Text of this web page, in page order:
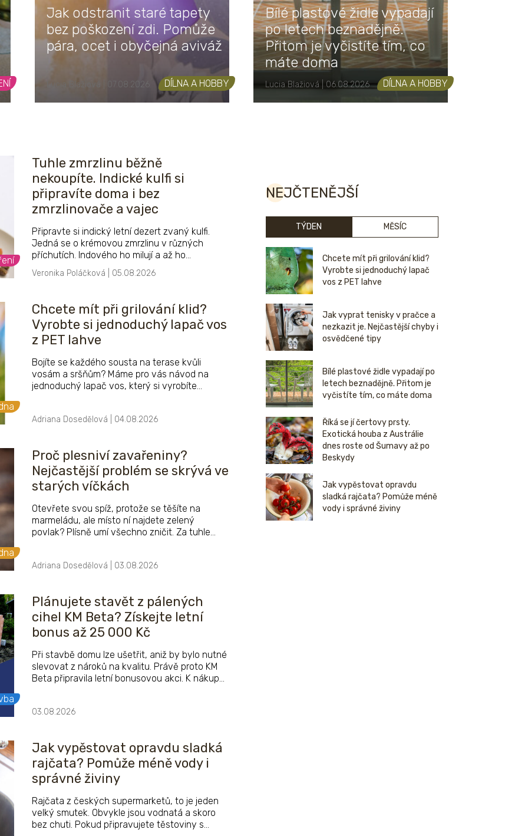
Jak odstranit staré tapety
bez poškození zdi. Pomůže
pára, ocet i obyčejná aviváž
Lucia Blažiová | 07.08.2026 DÍLNA A HOBBY
Bílé plastové židle vypadají
po letech beznadějně.
Přitom je vyčistíte tím, co
máte doma
Lucia Blažiová | 06.08.2026 DÍLNA A HOBBY
Tuhle zmrzlinu běžně
nekoupíte. Indické kulfi si
připravíte doma i bez
zmrzlinovače a vajec
Připravte si indický letní dezert zvaný kulfi.
Jedná se o krémovou zmrzlinu v různých
příchutích. Indového ho milují a až ho
ochutnáte, pochopíte proč. Výhodou je i rychlá
příprava oproti klasické zmrzlině, hotové je
Veronika Poláčková | 05.08.2026
Chcete mít při grilování klid?
Vyrobte si jednoduchý lapač vos
z PET lahve
Bojíte se každého sousta na terase kvůli
vosám a sršňům? Máme pro vás návod na
jednoduchý lapač vos, který si vyrobíte
Adriana Dosedělová | 04.08.2026
Proč plesniví zavařeniny?
Nejčastější problém se skrývá ve
starých víčkách
Otevřete svou spíž, protože se těšíte na
marmeládu, ale místo ní najdete zelený
povlak? Plísně umí všechno zničit. Za tuhle
Čechů ignoruje. Zjistěte, jak kupované sklenice
Adriana Dosedělová | 03.08.2026
Plánujete stavět z pálených
cihel KM Beta? Získejte letní
bonus až 25 000 Kč
Při stavbě domu lze ušetřit, aniž by bylo nutné
slevovat z nároků na kvalitu. Právě proto KM
Beta připravila letní bonusovou akci. K nákupu
03.08.2026
Jak vypěstovat opravdu sladká
rajčata? Pomůže méně vody i
správné živiny
Rajčata z českých supermarketů, to je jeden
velký smutek. Obvykle jsou vodnatá a skoro
bez chuti. Pokud připravujete těstoviny s
NEJČTENĚJŠÍ
TÝDEN MĚSÍC
Chcete mít při grilování klid?
Vyrobte si jednoduchý lapač
vos z PET lahve
Jak vyprat tenisky v pračce a
nezkazit je. Nejčastější chyby i
osvědčené tipy
Bílé plastové židle vypadají po
letech beznadějně. Přitom je
vyčistíte tím, co máte doma
Říká se jí čertovy prsty.
Exotická houba z Austrálie
dnes roste od Šumavy až po
Beskydy
Jak vypěstovat opravdu
sladká rajčata? Pomůže méně
vody i správné živiny